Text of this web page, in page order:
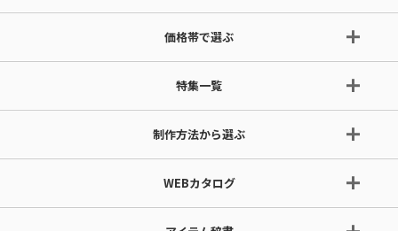
価格帯で選ぶ
特集一覧
制作方法から選ぶ
WEBカタログ